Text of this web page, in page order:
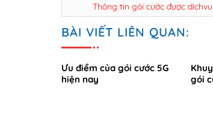
Thông tin gói cước được
BÀI VIẾT LIÊN QUAN:
Ưu điểm của gói cước 5G
hiện nay
gói